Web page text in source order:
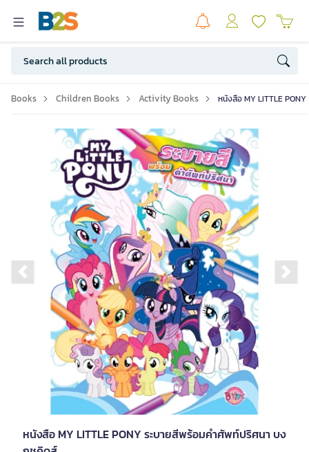
Books Children Books Activity Books หนังสือ MY LITTLE
Previous slide
หนังสือ MY LITTLE PONY ระบายสีพร้อมคำศัพท์ปริศนา บง